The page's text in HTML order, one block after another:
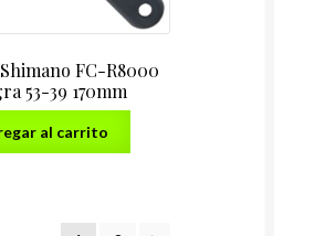
FC-R8000
53-39 170mm
al carrito